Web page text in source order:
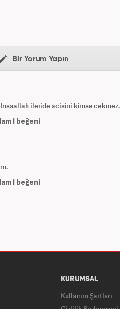
Bir Yorum Yapın
ileride acisini kimse cekmez.
1 beğeni
1 beğeni
KURUMSAL
Kullanım Şartları